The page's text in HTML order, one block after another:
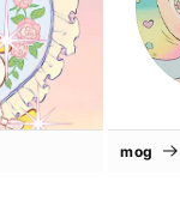
mog